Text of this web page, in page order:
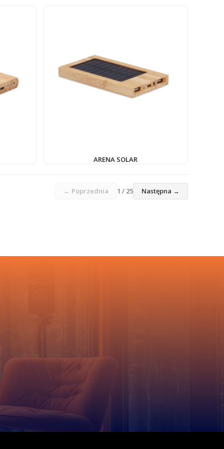
ARENA SOLAR
← Poprzednia 1 / 25 Następna →